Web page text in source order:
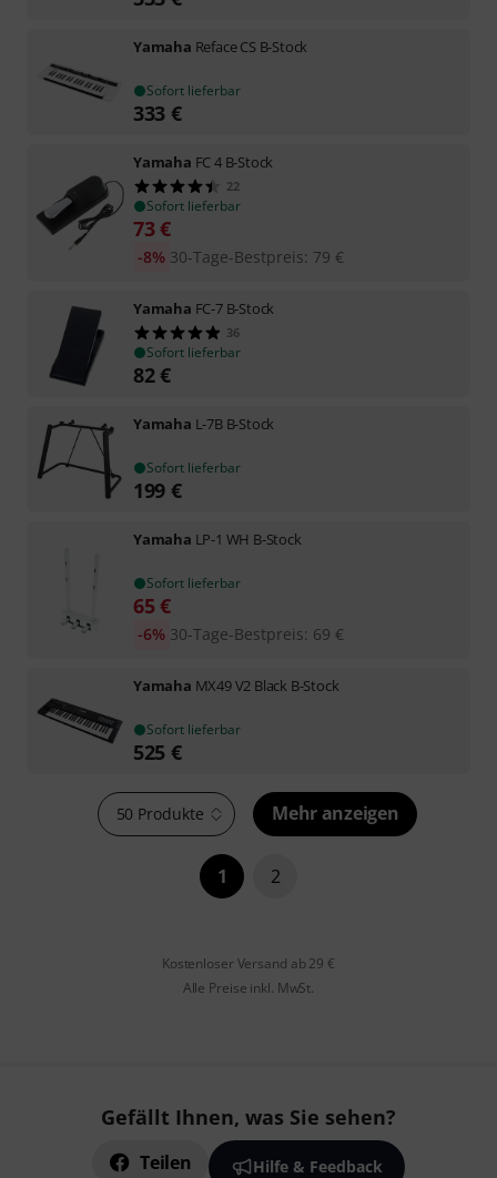
Yamaha Reface CS B-Stock
Sofort lieferbar
333 €
Yamaha FC 4 B-Stock
22
Sofort lieferbar
73€
30-Tage-Bestpreis: 79 €
-8%
Yamaha FC-7 B-Stock
36
Sofort lieferbar
82€
Yamaha L-7B B-Stock
Sofort lieferbar
199 €
Yamaha LP-1 WH B-Stock
Sofort lieferbar
65€
30-Tage-Bestpreis: 69 €
-6%
Yamaha MX49 V2 Black B-Stock
Sofort lieferbar
525 €
50 Produkte Mehr anzeigen
1 2
Kostenloser Versand ab 29 €
Alle Preise inkl. MwSt.
Gefällt Ihnen, was Sie sehen?
Teilen Hilfe & Feedback